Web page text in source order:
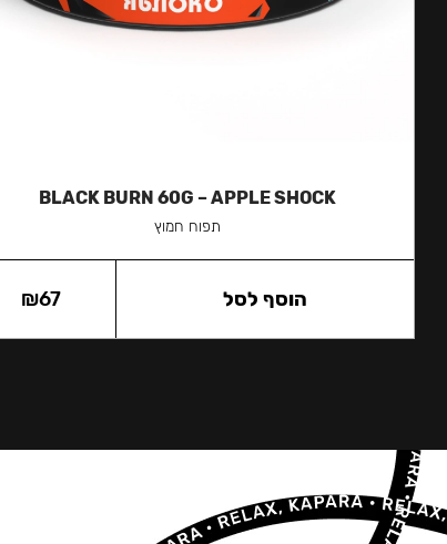
BLACK BURN 60G – APPLE SHOCK
תפוח חמוץ
₪67 הוסף לסל